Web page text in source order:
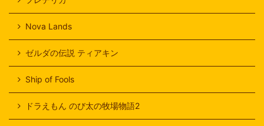
Nova Lands
ゼルダの伝説 ティアキン
Ship of Fools
ドラえもん のび太の牧場物語2